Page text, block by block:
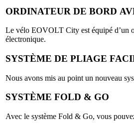
ORDINATEUR DE BORD
Le vélo EOVOLT City est équipé d’un
électronique.
SYSTÈME DE PLIAGE
Nous avons mis au point un nouveau
SYSTÈME FOLD & GO
Avec le système Fold & Go, vous